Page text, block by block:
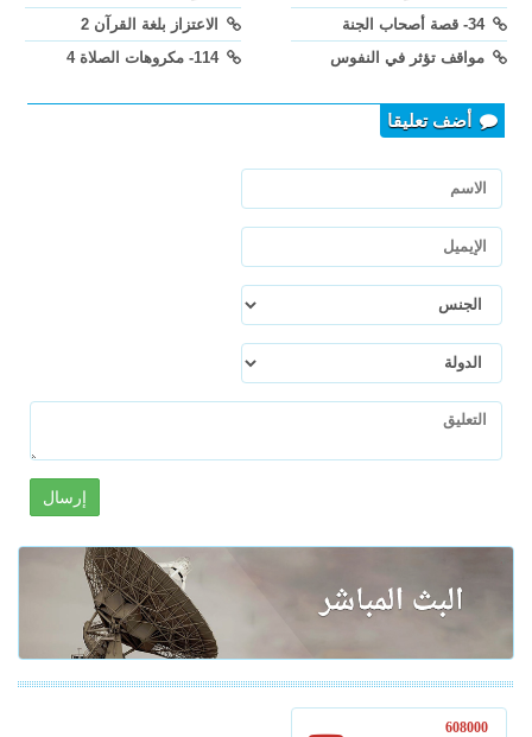
34- قصة أصحاب الجنة
مواقف تؤثر في النفوس
الاعتزاز بلغة القرآن 2
114- مكروهات الصلاة 4
أضف تعليقا
إرسال
608000